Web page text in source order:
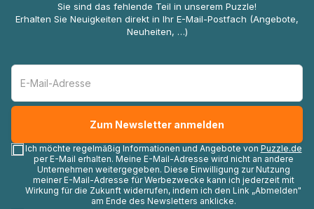
Sie sind das fehlende Teil in unserem Puzzle!
Erhalten Sie Neuigkeiten direkt in Ihr E-Mail-Postfach (Angebote,
Neuheiten, …)
Ich möchte regelmäßig Informationen und Angebote von Puzzle.de
per E-Mail erhalten. Meine E-Mail-Adresse wird nicht an andere
Unternehmen weitergegeben. Diese Einwilligung zur Nutzung
meiner E-Mail-Adresse für Werbezwecke kann ich jederzeit mit
Wirkung für die Zukunft widerrufen, indem ich den Link „Abmelden"
am Ende des Newsletters anklicke.